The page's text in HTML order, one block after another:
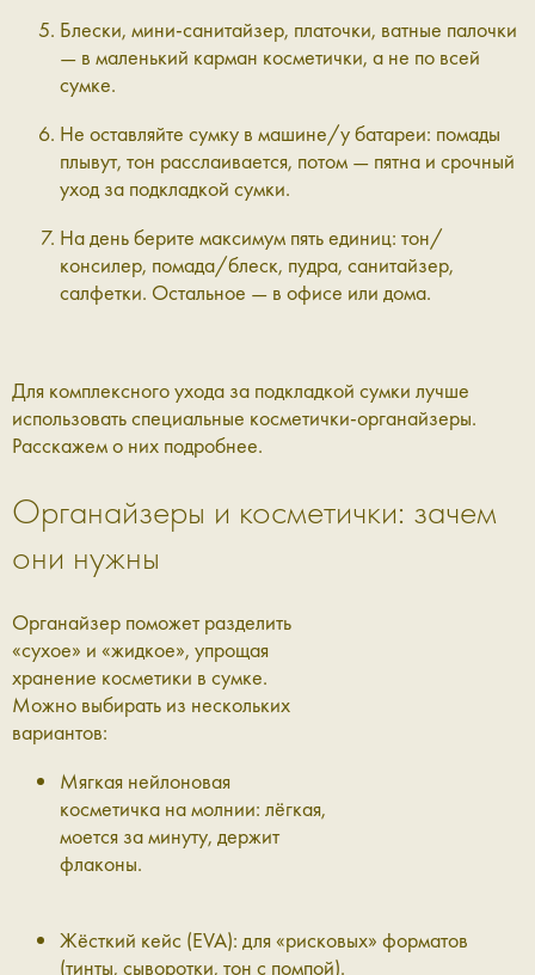
Блески, мини-санитайзер, платочки, ватные палочки
— в маленький карман косметички, а не по всей
сумке.
Не оставляйте сумку в машине/у батареи: помады
плывут, тон расслаивается, потом — пятна и срочный
уход за подкладкой сумки.
На день берите максимум пять единиц: тон/
консилер, помада/блеск, пудра, санитайзер,
салфетки. Остальное — в офисе или дома.
Для комплексного ухода за подкладкой сумки лучше
использовать специальные косметички-органайзеры.
Расскажем о них подробнее.
Органайзеры и косметички: зачем
они нужны
Органайзер поможет разделить
«сухое» и «жидкое», упрощая
хранение косметики в сумке.
Можно выбирать из нескольких
вариантов:
Мягкая нейлоновая
косметичка на молнии: лёгкая,
моется за минуту, держит
флаконы.
Жёсткий кейс (EVA): для «рисковых» форматов
(тинты, сыворотки, тон с помпой).